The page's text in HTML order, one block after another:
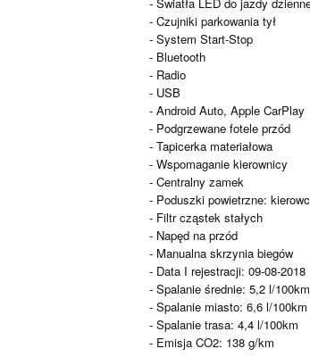
- Światła LED do jazdy
- Czujniki parkowania tył
- System Start-Stop
- Bluetooth
- Radio
- USB
- Android Auto, Apple CarPlay
- Podgrzewane fotele przód
- Tapicerka materiałowa
- Wspomaganie kierownicy
- Centralny zamek
- Poduszki powietrzne:
- Filtr cząstek stałych
- Napęd na przód
- Manualna skrzynia biegów
- Data I rejestracji: 09-08-2018
- Spalanie średnie: 5,2 l/100km
- Spalanie miasto: 6,6 l/100km
- Spalanie trasa: 4,4 l/100km
- Emisja CO2: 138 g/km